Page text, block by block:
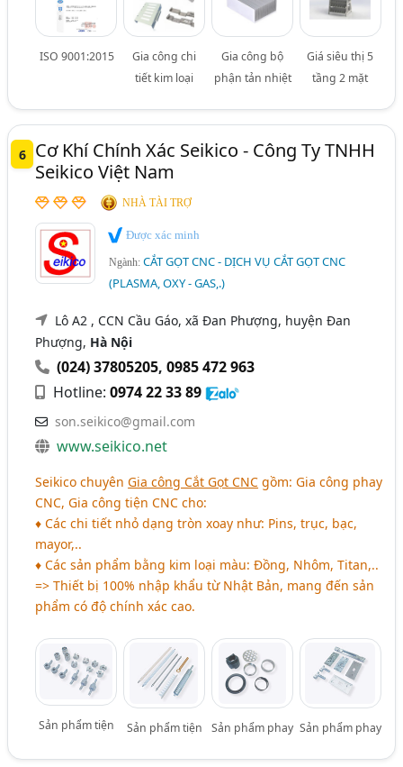
ISO 9001:2015
Gia công chi
tiết kim loại
Gia công bộ
phận tản nhiệt
Giá siêu thị 5
tầng 2 mặt
6
Cơ Khí Chính Xác Seikico - Công Ty TNHH
Seikico Việt Nam
NHÀ TÀI TRỢ
Được xác minh
Ngành:CẮT GỌT CNC - DỊCH VỤ CẮT GỌT CNC
(PLASMA, OXY - GAS,.)
Lô A2 , CCN Cầu Gáo, xã Đan Phượng, huyện Đan
Phượng, Hà Nội
(024) 37805205,0985 472 963
Hotline:0974 22 33 89
son.seikico@gmail.com
www.seikico.net
Seikico chuyênGia công Cắt Gọt CNC gồm: Gia công phay
CNC, Gia công tiện CNC cho:
♦ Các chi tiết nhỏ dạng tròn xoay như: Pins, trục, bạc,
mayor,..
♦ Các sản phẩm bằng kim loại màu: Đồng, Nhôm, Titan,..
=> Thiết bị 100% nhập khẩu từ Nhật Bản, mang đến sản
phẩm có độ chính xác cao.
Sản phẩm tiện Sản phẩm tiện Sản phẩm phay Sản phẩm phay